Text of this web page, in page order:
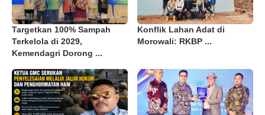
Targetkan 100% Sampah
Terkelola di 2029,
Kemendagri Dorong ...
Konflik Lahan Adat di
Morowali: RKBP ...